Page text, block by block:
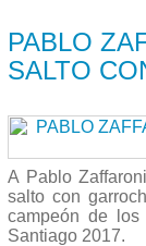
PABLO
SALTO
A Pablo
salto con
campeón de los
Santiago 2017.